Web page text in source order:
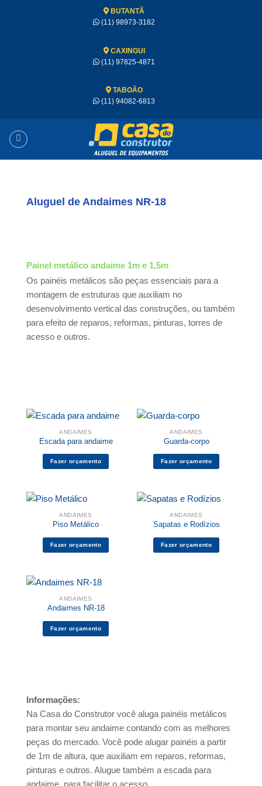
BUTANTÃ
(11) 98973-3182
CAXINGUI
(11) 97825-4871
TABOÃO
(11) 94082-6813
Aluguel de Andaimes NR-18
Painel metálico andaime 1m e 1,5m
Os painéis metálicos são peças essenciais para a
montagem de estruturas que auxiliam no
desenvolvimento vertical das construções, ou também
para efeito de reparos, reformas, pinturas, torres de
acesso e outros.
ANDAIMES
Escada para andaime
Fazer orçamento
ANDAIMES
Guarda-corpo
Fazer orçamento
ANDAIMES
Piso Metálico
Fazer orçamento
ANDAIMES
Sapatas e Rodízios
Fazer orçamento
ANDAIMES
Andaimes NR-18
Fazer orçamento
Informações:
Na Casa do Construtor você aluga painéis metálicos
para montar seu andaime contando com as melhores
peças do mercado. Você pode alugar painéis a partir
de 1m de altura, que auxiliam em reparos, reformas,
pinturas e outros. Alugue também a escada para